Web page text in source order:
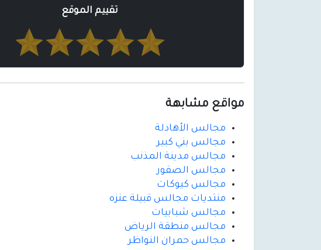
تقييم الموقع
مواقع مشابهة
مجالس الأهادلة
مجالس بني كبير
مجالس مدينة المذنب
مجالس الصقور
مجالس كيوكات
منتديات مجالس قبيلة عنزه
مجالس شبابيات
مجالس منطقة الرياض
مجالس حمران النواظر